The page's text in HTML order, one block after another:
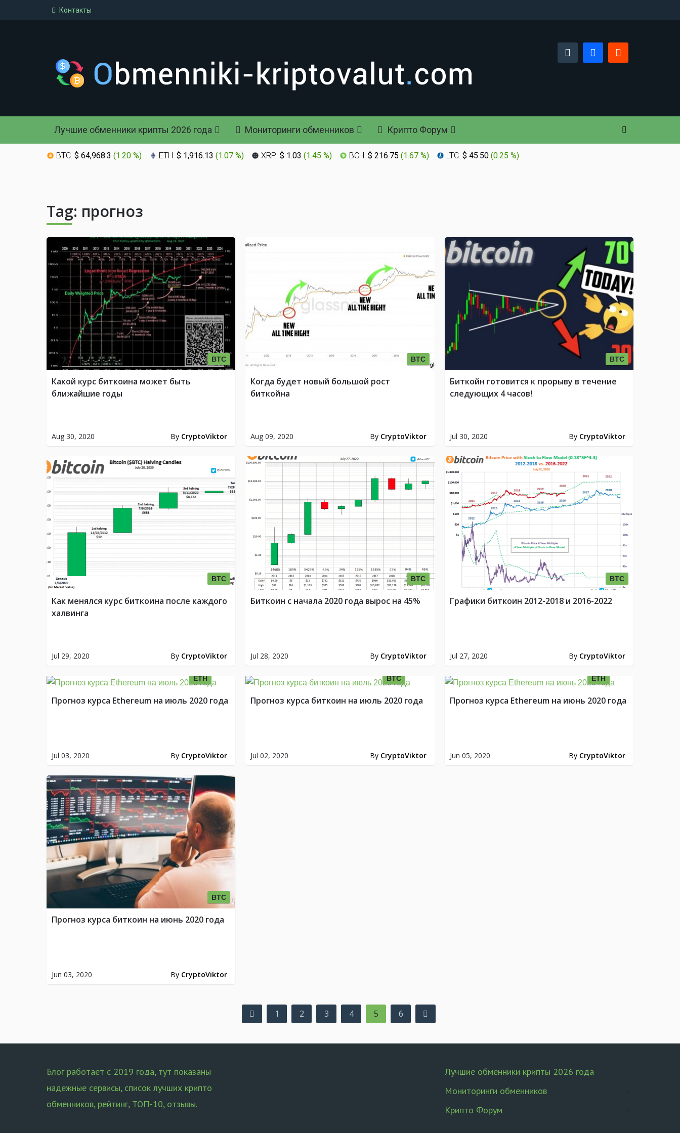
Контакты
Лучшие обменники крипты 2026 года Мониторинги обменников Крипто Форум
BTC: $ 64,968.3 (1.20 %) ETH: $ 1,916.13 (1.07 %) XRP: $ 1.03 (1.45 %) BCH: $ 216.75 (1.67 %) LTC: $ 45.50 (0.25 %)
Tag: прогноз
BTC
Aug 30, 2020 By CryptoViktor
Какой курс биткоина может быть
ближайшие годы
BTC
Aug 09, 2020 By CryptoViktor
Когда будет новый большой рост
биткойна
BTC
Jul 30, 2020 By CryptoViktor
Биткойн готовится к прорыву в течение
следующих 4 часов!
BTC
Jul 29, 2020 By CryptoViktor
Как менялся курс биткоина после каждого
халвинга
BTC
Jul 28, 2020 By CryptoViktor
Биткоин с начала 2020 года вырос на 45%
BTC
Jul 27, 2020 By CryptoViktor
Графики биткоин 2012-2018 и 2016-2022
ETH
Jul 03, 2020 By CryptoViktor
Прогноз курса Ethereum на июль 2020 года
BTC
Jul 02, 2020 By CryptoViktor
Прогноз курса биткоин на июль 2020 года
ETH
Jun 05, 2020 By CryptoViktor
Прогноз курса Ethereum на июнь 2020 года
BTC
Jun 03, 2020 By CryptoViktor
Прогноз курса биткоин на июнь 2020 года
1 2 3 4 5 6
Блог работает с 2019 года, тут показаны
надежные сервисы, список лучших крипто
обменников, рейтинг, ТОП-10, отзывы.
Лучшие обменники крипты 2026 года
Мониторинги обменников
Крипто Форум